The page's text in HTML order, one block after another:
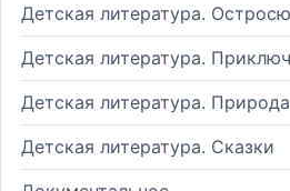
Детская литература.
Детская литература.
Детская литература.
Детская литература. Сказки